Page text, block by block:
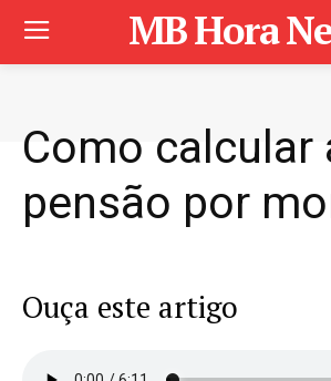
MB Hora
Como calcular
pensão por
Ouça este artigo